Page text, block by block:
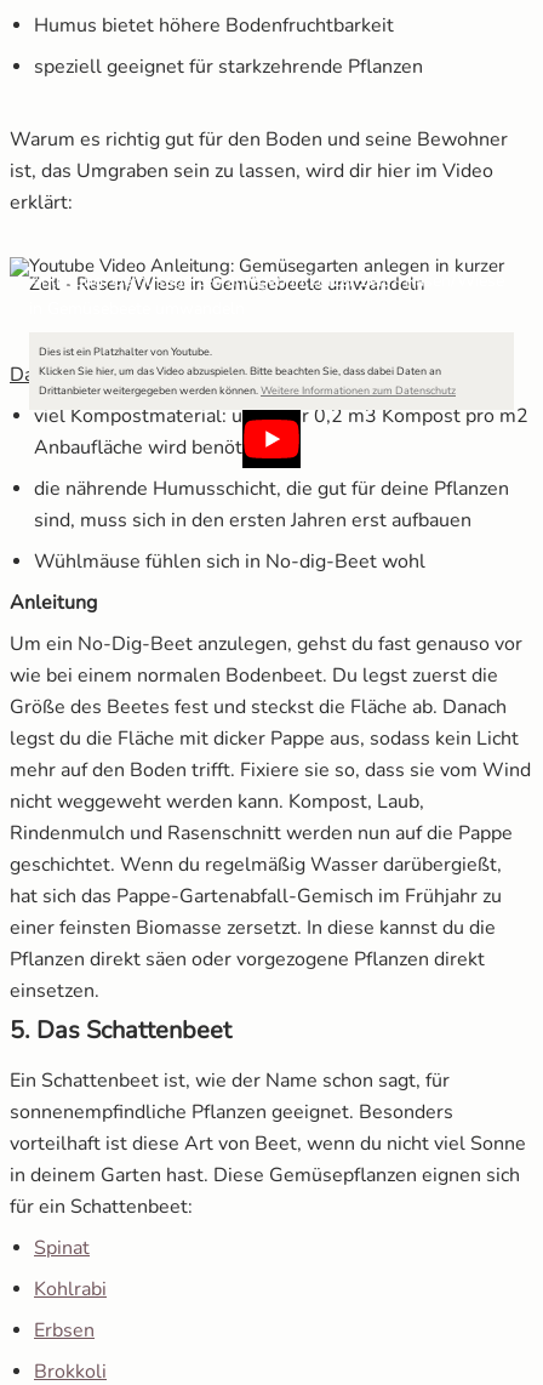
Humus bietet höhere Bodenfruchtbarkeit
speziell geeignet für starkzehrende Pflanzen
Warum es richtig gut für den Boden und seine Bewohner
ist, das Umgraben sein zu lassen, wird dir hier im Video
erklärt:
Anleitung: Gemüsegarten anlegen in kurzer Zeit - Rasen/Wiese
Dies ist ein Platzhalter von Youtube.
Klicken Sie hier, um das Video abzuspielen.Bitte beachten Sie, dass dabei Daten an
Drittanbieter weitergegeben werden können.Weitere Informationen zum Datenschutz
Das sind die Nachteile von „No-dig“ Beeten
viel Kompostmaterial: ungefähr 0,2 m3 Kompost pro m2
Anbaufläche wird benötigt
die nährende Humusschicht, die gut für deine Pflanzen
sind, muss sich in den ersten Jahren erst aufbauen
Wühlmäuse fühlen sich in No-dig-Beet wohl
Anleitung
Um ein No-Dig-Beet anzulegen, gehst du fast genauso vor
wie bei einem normalen Bodenbeet. Du legst zuerst die
Größe des Beetes fest und steckst die Fläche ab. Danach
legst du die Fläche mit dicker Pappe aus, sodass kein Licht
mehr auf den Boden trifft. Fixiere sie so, dass sie vom Wind
nicht weggeweht werden kann. Kompost, Laub,
Rindenmulch und Rasenschnitt werden nun auf die Pappe
geschichtet. Wenn du regelmäßig Wasser darübergießt,
hat sich das Pappe-Gartenabfall-Gemisch im Frühjahr zu
einer feinsten Biomasse zersetzt. In diese kannst du die
Pflanzen direkt säen oder vorgezogene Pflanzen direkt
einsetzen.
5. Das Schattenbeet
Ein Schattenbeet ist, wie der Name schon sagt, für
sonnenempfindliche Pflanzen geeignet. Besonders
vorteilhaft ist diese Art von Beet, wenn du nicht viel Sonne
in deinem Garten hast. Diese Gemüsepflanzen eignen sich
für ein Schattenbeet:
Spinat
Kohlrabi
Erbsen
Brokkoli